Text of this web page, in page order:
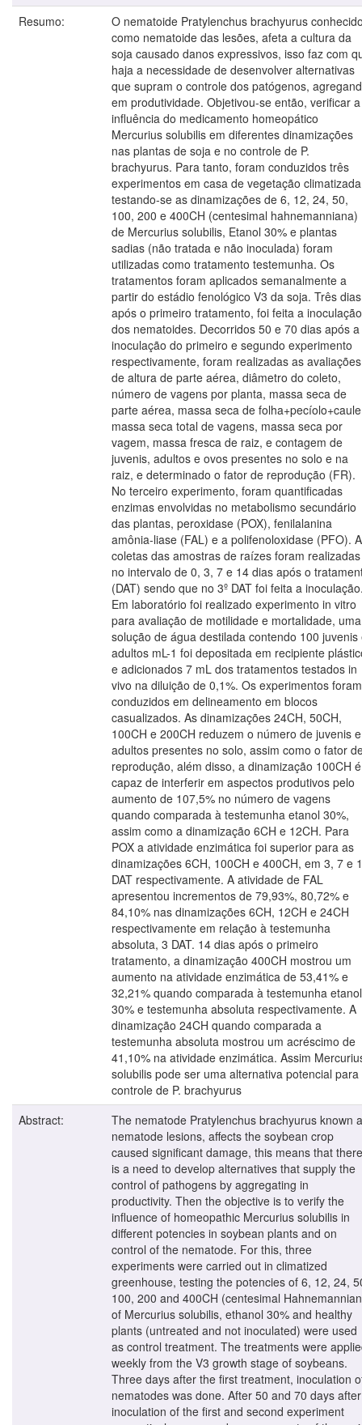
Resumo:
O nematoide Pratylenchus brachyurus
como nematoide das lesões, afeta a cultura da
soja causado danos expressivos, isso faz com
haja a necessidade de desenvolver alternativas
que supram o controle dos patógenos,
em produtividade. Objetivou-se então, verificar a
influência do medicamento homeopático
Mercurius solubilis em diferentes dinamizações
nas plantas de soja e no controle de P.
brachyurus. Para tanto, foram conduzidos três
experimentos em casa de vegetação
testando-se as dinamizações de 6, 12, 24, 50,
100, 200 e 400CH (centesimal hahnemanniana)
de Mercurius solubilis, Etanol 30% e plantas
sadias (não tratada e não inoculada) foram
utilizadas como tratamento testemunha. Os
tratamentos foram aplicados semanalmente a
partir do estádio fenológico V3 da soja. Três dias
após o primeiro tratamento, foi feita a inoculação
dos nematoides. Decorridos 50 e 70 dias após a
inoculação do primeiro e segundo experimento
respectivamente, foram realizadas as avaliações
de altura de parte aérea, diâmetro do coleto,
número de vagens por planta, massa seca de
parte aérea, massa seca de
massa seca total de vagens, massa seca por
vagem, massa fresca de raiz, e contagem de
juvenis, adultos e ovos presentes no solo e na
raiz, e determinado o fator de reprodução (FR).
No terceiro experimento, foram quantificadas
enzimas envolvidas no metabolismo secundário
das plantas, peroxidase (POX), fenilalanina
amônia-liase (FAL) e a polifenoloxidase (PFO).
coletas das amostras de raízes foram realizadas
no intervalo de 0, 3, 7 e 14 dias após o
(DAT) sendo que no 3º DAT foi feita a
Em laboratório foi realizado experimento in vitro
para avaliação de motilidade e mortalidade, uma
solução de água destilada contendo 100 juvenis
adultos mL-1 foi depositada em recipiente
e adicionados 7 mL dos tratamentos testados in
vivo na diluição de 0,1%. Os experimentos foram
conduzidos em delineamento em blocos
casualizados. As dinamizações 24CH, 50CH,
100CH e 200CH reduzem o número de juvenis e
adultos presentes no solo, assim como o fator
reprodução, além disso, a dinamização 100CH é
capaz de interferir em aspectos produtivos pelo
aumento de 107,5% no número de vagens
quando comparada à testemunha etanol 30%,
assim como a dinamização 6CH e 12CH. Para
POX a atividade enzimática foi superior para as
dinamizações 6CH, 100CH e 400CH, em 3, 7 e
DAT respectivamente. A atividade de FAL
apresentou incrementos de 79,93%, 80,72% e
84,10% nas dinamizações 6CH, 12CH e 24CH
respectivamente em relação à testemunha
absoluta, 3 DAT. 14 dias após o primeiro
tratamento, a dinamização 400CH mostrou um
aumento na atividade enzimática de 53,41% e
32,21% quando comparada à testemunha etanol
30% e testemunha absoluta respectivamente. A
dinamização 24CH quando comparada a
testemunha absoluta mostrou um acréscimo de
41,10% na atividade enzimática. Assim
solubilis pode ser uma alternativa potencial para
controle de P. brachyurus
Abstract:
The nematode Pratylenchus brachyurus known
nematode lesions, affects the soybean crop
caused significant damage, this means that there
is a need to develop alternatives that supply the
control of pathogens by aggregating in
productivity. Then the objective is to verify the
influence of homeopathic Mercurius solubilis in
different potencies in soybean plants and on
control of the nematode. For this, three
experiments were carried out in climatized
greenhouse, testing the potencies of 6, 12, 24,
100, 200 and 400CH (centesimal
of Mercurius solubilis, ethanol 30% and healthy
plants (untreated and not inoculated) were used
as control treatment. The treatments were
weekly from the V3 growth stage of soybeans.
Three days after the first treatment, inoculation
nematodes was done. After 50 and 70 days after
inoculation of the first and second experiment